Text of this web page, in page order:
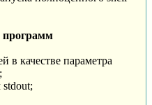
программ
в качестве параметра
stdout;